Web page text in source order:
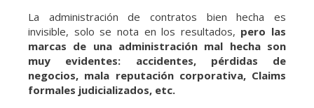
La administración de contratos bien hecha es
invisible, solo se nota en los resultados, pero las
marcas de una administración mal hecha son
muy evidentes: accidentes, pérdidas de
negocios, mala reputación corporativa, Claims
formales judicializados, etc.